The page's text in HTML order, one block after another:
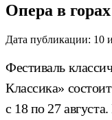
Опера в горах
Дата публикации: 10
Фестиваль
Классика»
с 18 по 27